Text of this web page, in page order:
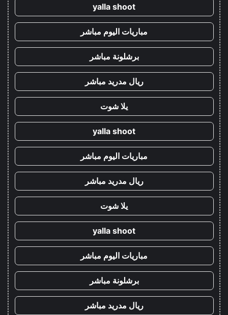
yalla shoot
مباريات اليوم مباشر
برشلونة مباشر
ريال مدريد مباشر
يلا شوت
yalla shoot
مباريات اليوم مباشر
ريال مدريد مباشر
يلا شوت
yalla shoot
مباريات اليوم مباشر
برشلونة مباشر
ريال مدريد مباشر